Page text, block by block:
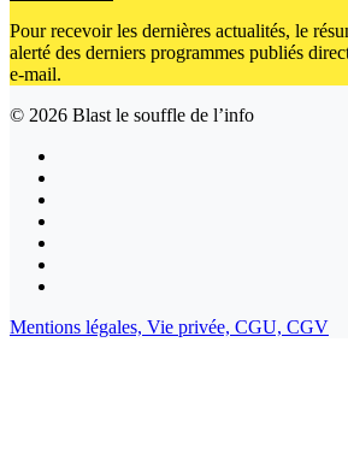
Pour recevoir les dernières actualités, le
alerté des derniers programmes publiés
e-mail.
© 2026 Blast le souffle de l’info
Mentions légales, Vie privée, CGU, CGV